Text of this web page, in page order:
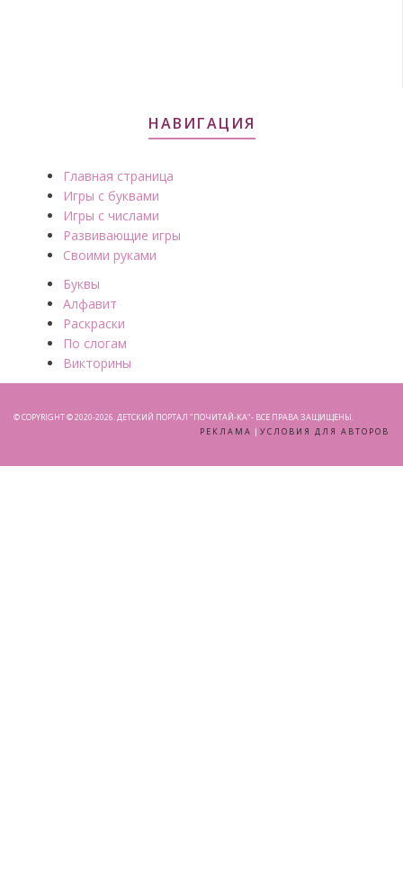
НАВИГАЦИЯ
Главная страница
Игры с буквами
Игры с числами
Развивающие игры
Своими руками
Буквы
Алфавит
Раскраски
По слогам
Викторины
© COPYRIGHT © 2020-2026. ДЕТСКИЙ ПОРТАЛ "ПОЧИТАЙ-КА"- ВСЕ ПРАВА ЗАЩИЩЕНЫ.
РЕКЛАМА | УСЛОВИЯ ДЛЯ АВТОРОВ